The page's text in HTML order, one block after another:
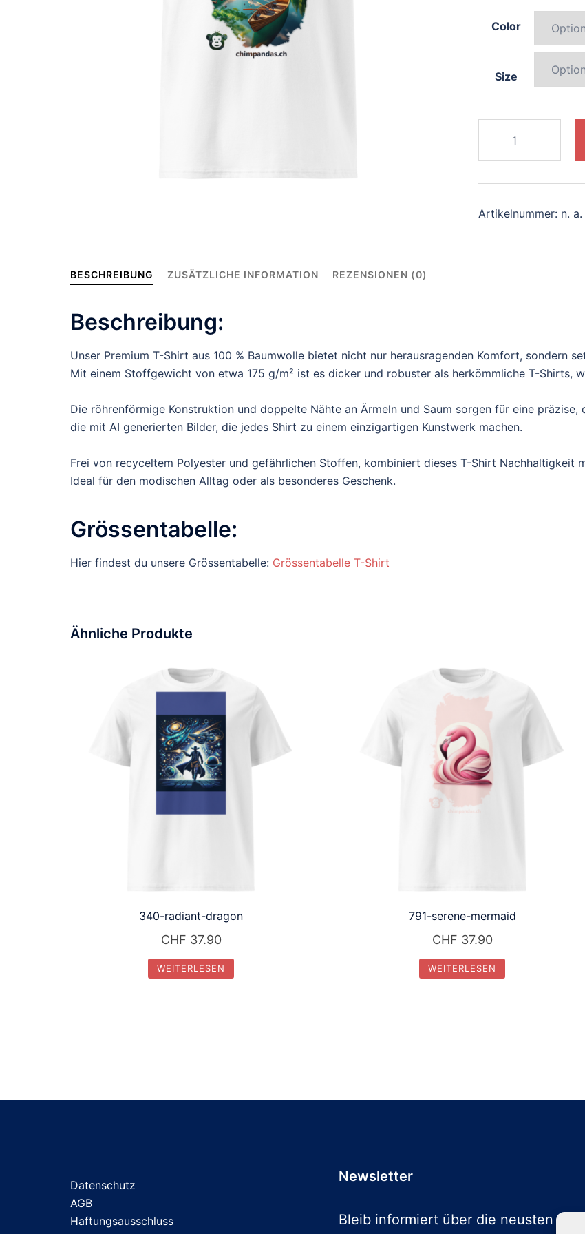
Color
Size
colorful-
unicorn
Menge
Artikelnummer: n. a.
BESCHREIBUNG ZUSÄTZLICHE INFORMATION REZENSIONEN (0)
Beschreibung:
Unser Premium T-Shirt aus 100 % Baumwolle bietet nicht nur herausragenden Komfort, sondern
Mit einem Stoffgewicht von etwa 175 g/m² ist es dicker und robuster als herkömmliche T-Shirts,
Die röhrenförmige Konstruktion und doppelte Nähte an Ärmeln und Saum sorgen für eine
die mit AI generierten Bilder, die jedes Shirt zu einem einzigartigen Kunstwerk machen.
Frei von recyceltem Polyester und gefährlichen Stoffen, kombiniert dieses T-Shirt Nachhaltigkeit
Ideal für den modischen Alltag oder als besonderes Geschenk.
Grössentabelle:
Hier findest du unsere Grössentabelle: Grössentabelle T-Shirt
Ähnliche Produkte
340-radiant-dragon
CHF 37.90
WEITERLESEN
791-serene-mermaid
CHF 37.90
WEITERLESEN
Datenschutz
AGB
Haftungsausschluss
Newsletter
Bleib informiert über die neusten